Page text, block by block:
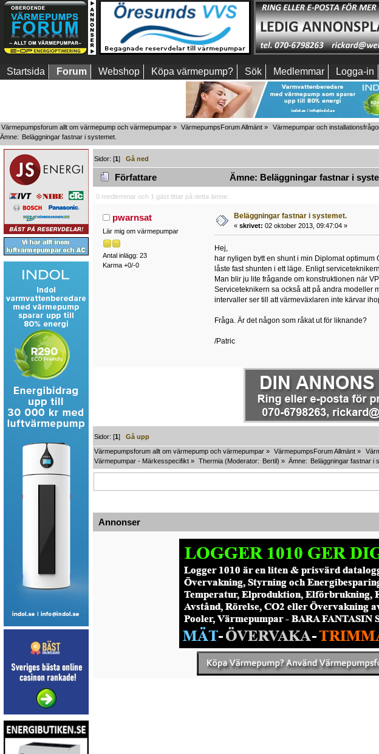
Startsida Forum Webshop Köpa värmepump? Sök Medlemmar Logga-in
Värmepumpsforum allt om värmepump och värmepumpar » VärmepumpsForum Allmänt » Värmepumpar och
Ämne: Beläggningar fastnar i systemet.
Sidor: [1]Gå ned
Författare Ämne: Beläggningar fastnar i
0 medlemmar och 1 gäst tittar på detta ämne.
pwarnsat
Lär mig om värmepumpar
Antal inlägg: 23
Karma +0/-0
Beläggningar fastnar i systemet.
« skrivet: 02 oktober 2013, 09:47:04 »
Hej,
har nyligen bytt en shunt i min Diplomat
låste fast shunten i ett läge. Enligt
Man blir ju lite frågande om konstruktionen när
Serviceteknikern sa också att på andra modeller
intervaller ser till att värmeväxlaren inte kärvar
Fråga. Är det någon som råkat ut för liknande?
/Patric
Sidor: [1]Gå upp
Värmepumpsforum allt om värmepump och värmepumpar » VärmepumpsForum Allmänt »
Värmepumpar - Märkesspecifikt » Thermia (Moderator: Bertil) » Ämne: Beläggningar fastnar i
Annonser